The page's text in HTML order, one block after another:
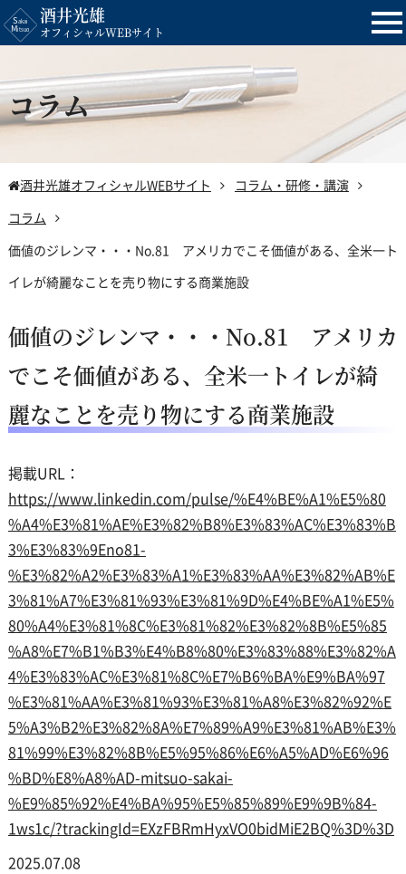
酒井光雄
オフィシャルWEBサイト
コラム
酒井光雄オフィシャルWEBサイト
コラム・研修・講演
コラム
価値のジレンマ・・・No.81 アメリカでこそ価値がある、全米一ト
イレが綺麗なことを売り物にする商業施設
価値のジレンマ・・・No.81 アメリカ
でこそ価値がある、全米一トイレが綺
麗なことを売り物にする商業施設
掲載URL：
https://www.linkedin.com/pulse/%E4%BE%A1%E5%80
%A4%E3%81%AE%E3%82%B8%E3%83%AC%E3%83%B
3%E3%83%9Eno81-
%E3%82%A2%E3%83%A1%E3%83%AA%E3%82%AB%E
3%81%A7%E3%81%93%E3%81%9D%E4%BE%A1%E5%
80%A4%E3%81%8C%E3%81%82%E3%82%8B%E5%85
%A8%E7%B1%B3%E4%B8%80%E3%83%88%E3%82%A
4%E3%83%AC%E3%81%8C%E7%B6%BA%E9%BA%97
%E3%81%AA%E3%81%93%E3%81%A8%E3%82%92%E
5%A3%B2%E3%82%8A%E7%89%A9%E3%81%AB%E3%
81%99%E3%82%8B%E5%95%86%E6%A5%AD%E6%96
%BD%E8%A8%AD-mitsuo-sakai-
%E9%85%92%E4%BA%95%E5%85%89%E9%9B%84-
1ws1c/?trackingId=EXzFBRmHyxVO0bidMiE2BQ%3D%3D
2025.07.08